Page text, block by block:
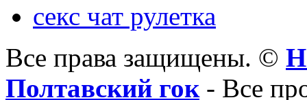
секс чат рулетка
Все права защищены. ©
Полтавский гок- Все